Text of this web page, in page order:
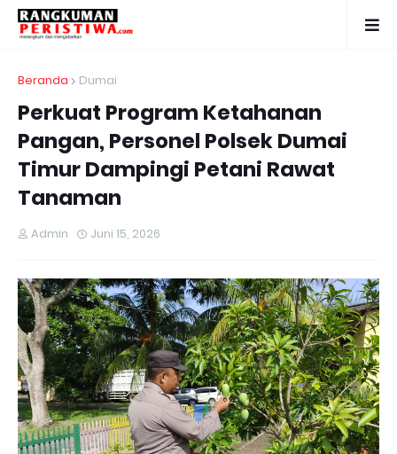
Beranda Dumai
Perkuat Program Ketahanan
Pangan, Personel Polsek Dumai
Timur Dampingi Petani Rawat
Tanaman
Admin Juni 15, 2026